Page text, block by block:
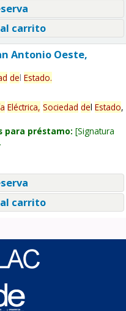
carrito
Antonio Oeste,
del Estado.
Eléctrica, Sociedad del Estado,
para préstamo: Signatura
carrito